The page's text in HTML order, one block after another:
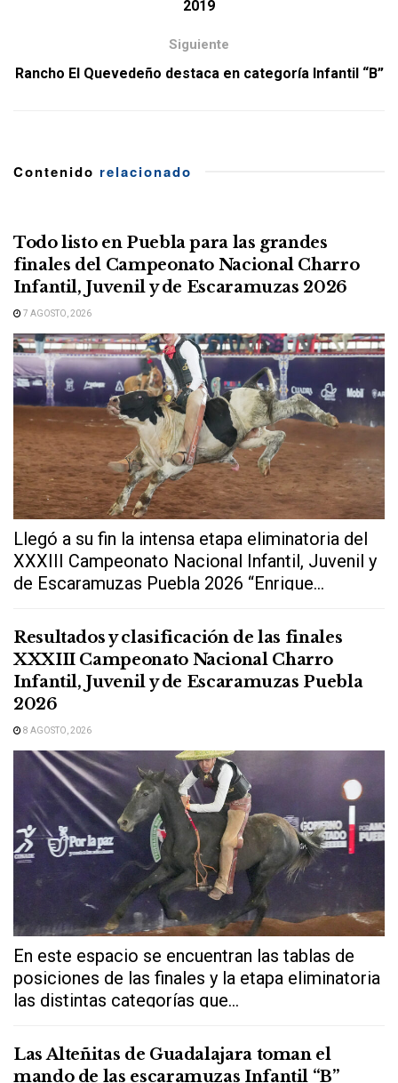
2019
Siguiente
Rancho El Quevedeño destaca en categoría Infantil “B”
Contenido relacionado
Todo listo en Puebla para las grandes
finales del Campeonato Nacional Charro
Infantil, Juvenil y de Escaramuzas 2026
7 AGOSTO, 2026
Llegó a su fin la intensa etapa eliminatoria del
XXXIII Campeonato Nacional Infantil, Juvenil y
de Escaramuzas Puebla 2026 “Enrique...
Resultados y clasificación de las finales
XXXIII Campeonato Nacional Charro
Infantil, Juvenil y de Escaramuzas Puebla
2026
8 AGOSTO, 2026
En este espacio se encuentran las tablas de
posiciones de las finales y la etapa eliminatoria
las distintas categorías que...
Las Alteñitas de Guadalajara toman el
mando de las escaramuzas Infantil “B”